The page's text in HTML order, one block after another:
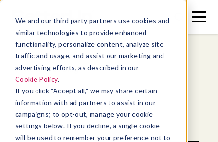
We and our third party partners use cookies and
similar technologies to provide enhanced
functionality, personalize content, analyze site
traffic and usage, and assist our marketing and
advertising efforts, as described in our
Cookie Policy.
If you click "Accept all," we may share certain
information with ad partners to assist in our
campaigns; to opt-out, manage your cookie
settings below. If you decline, a single cookie
will be used to remember your preference not to
ToggleToggle
Menu
Retour au blog
Well-being